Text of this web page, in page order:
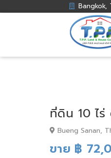
Bangkok,
ที่ดิน 10 ไ
Bueng Sanan,
ขาย ฿